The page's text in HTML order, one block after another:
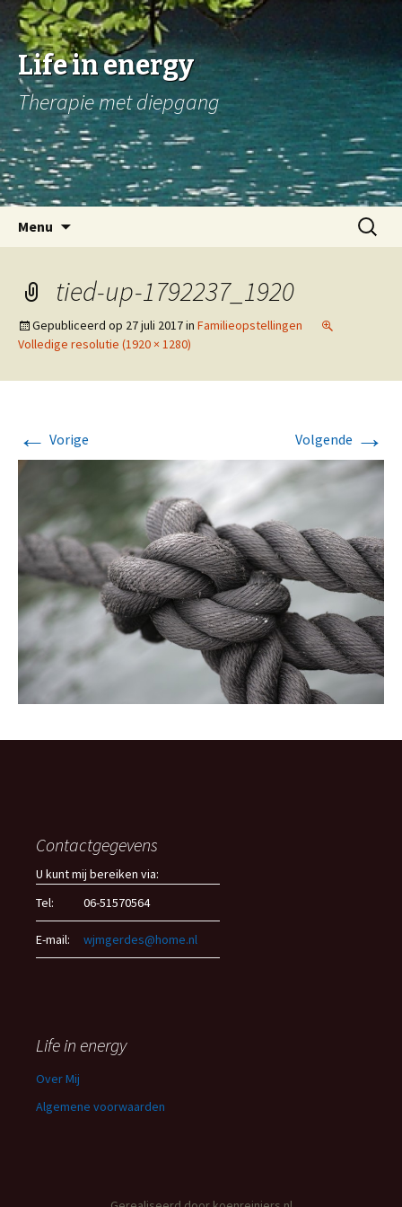
Life in energy
Therapie met diepgang
Menu
springen
Zoeken
naar:
tied-up-1792237_1920
Gepubliceerd op 27 juli 2017in Familieopstellingen
Volledige resolutie (1920 × 1280)
← Vorige Volgende →
Contactgegevens
U kunt mij bereiken via:
Tel:
06-51570564
E-mail: wjmgerdes@home.nl
Life in energy
Over Mij
Algemene voorwaarden